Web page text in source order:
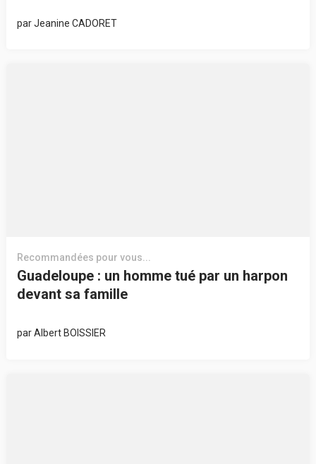
parJeanine CADORET
Recommandées pour vous...
Guadeloupe : un homme tué par un harpon
devant sa famille
parAlbert BOISSIER